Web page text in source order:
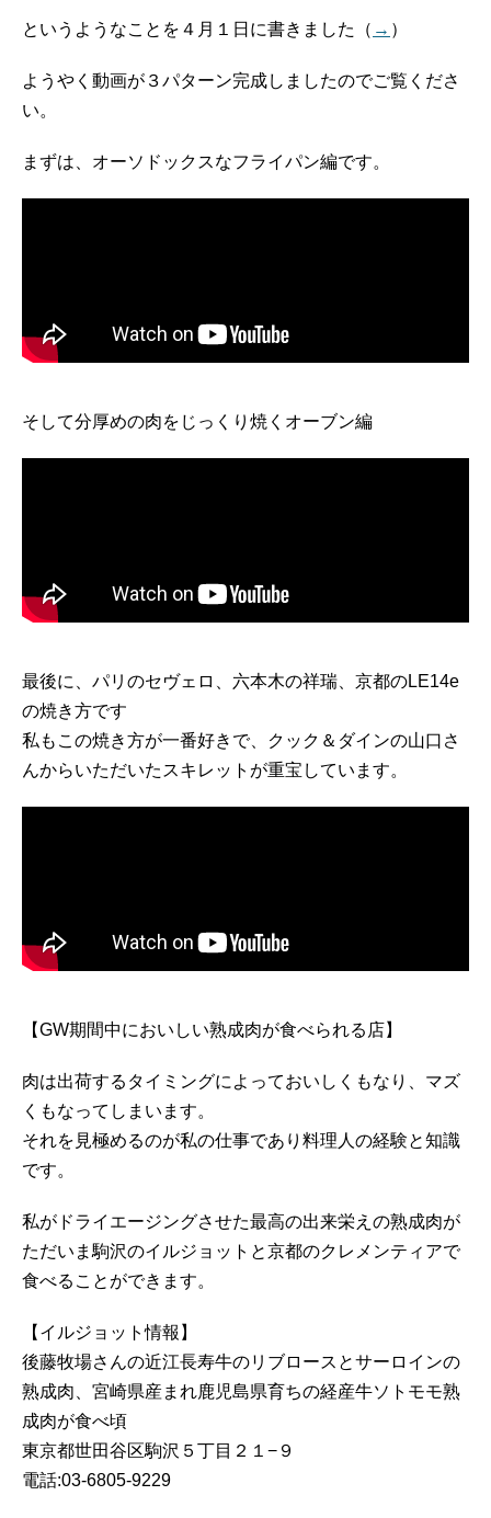
というようなことを４月１日に書きました（ → ）
ようやく動画が３パターン完成しましたのでご覧くださ
い。
まずは、オーソドックスなフライパン編です。
そして分厚めの肉をじっくり焼くオーブン編
最後に、パリのセヴェロ、六本木の祥瑞、京都のLE14e
の焼き方です
私もこの焼き方が一番好きで、クック＆ダインの山口さ
んからいただいたスキレットが重宝しています。
【GW期間中においしい熟成肉が食べられる店】
肉は出荷するタイミングによっておいしくもなり、マズ
くもなってしまいます。
それを見極めるのが私の仕事であり料理人の経験と知識
です。
私がドライエージングさせた最高の出来栄えの熟成肉が
ただいま駒沢のイルジョットと京都のクレメンティアで
食べることができます。
【イルジョット情報】
後藤牧場さんの近江長寿牛のリブロースとサーロインの
熟成肉、宮崎県産まれ鹿児島県育ちの経産牛ソトモモ熟
成肉が食べ頃
東京都世田谷区駒沢５丁目２１−９
電話:03-6805-9229